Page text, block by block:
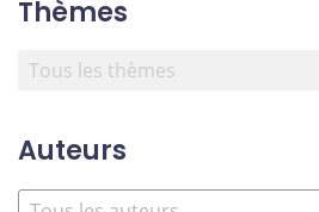
Thèmes
Auteurs